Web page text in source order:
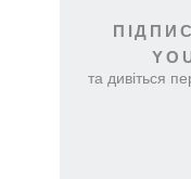
та дивіться